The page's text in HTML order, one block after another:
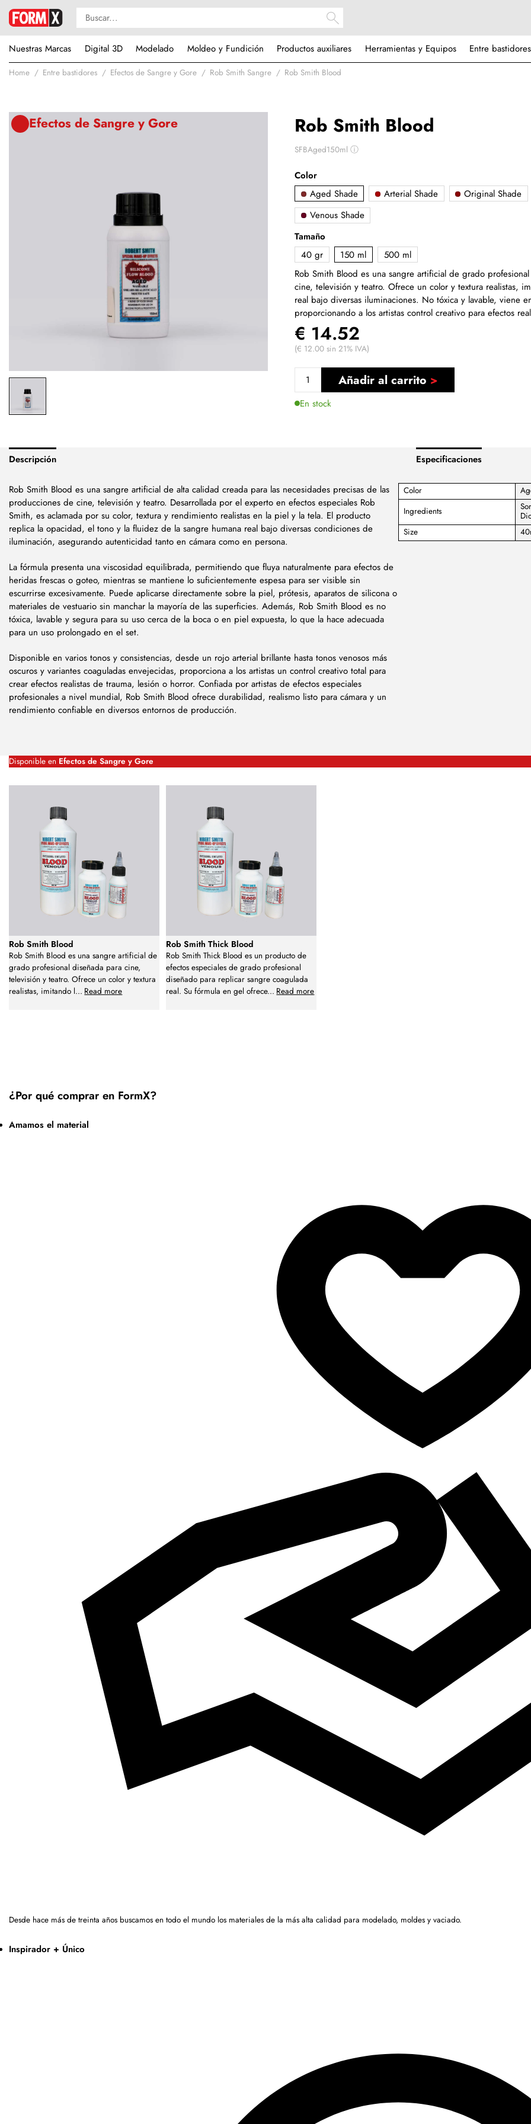
Nuestras Marcas
Digital 3D Modelado Moldeo y Fundición Productos auxiliares Herramientas y Equipos Entre bastidores
Home Entre bastidores Efectos de Sangre y Gore Rob Smith Sangre Rob Smith Blood
Rob Smith Blood
SFBAged150mlⓘ
Efectos de Sangre y Gore
Color
Aged Shade
Arterial Shade
Original Shade
Venous Shade
Tamaño
40 gr
150 ml
500 ml
Rob Smith Blood es una sangre artificial de grado
cine, televisión y teatro. Ofrece un color y textura realistas,
real bajo diversas iluminaciones. No tóxica y lavable, viene
proporcionando a los artistas control creativo para efectos
€ 14.52
(€ 12.00 sin 21% IVA)
Añadir al carrito
En stock
Descripción Especificaciones
Rob Smith Blood es una sangre artificial de alta calidad creada para las necesidades precisas de las
producciones de cine, televisión y teatro. Desarrollada por el experto en efectos especiales Rob
Smith, es aclamada por su color, textura y rendimiento realistas en la piel y la tela. El producto
replica la opacidad, el tono y la fluidez de la sangre humana real bajo diversas condiciones de
iluminación, asegurando autenticidad tanto en cámara como en persona.
La fórmula presenta una viscosidad equilibrada, permitiendo que fluya naturalmente para efectos de
heridas frescas o goteo, mientras se mantiene lo suficientemente espesa para ser visible sin
escurrirse excesivamente. Puede aplicarse directamente sobre la piel, prótesis, aparatos de silicona o
materiales de vestuario sin manchar la mayoría de las superficies. Además, Rob Smith Blood es no
tóxica, lavable y segura para su uso cerca de la boca o en piel expuesta, lo que la hace adecuada
para un uso prolongado en el set.
Disponible en varios tonos y consistencias, desde un rojo arterial brillante hasta tonos venosos más
oscuros y variantes coaguladas envejecidas, proporciona a los artistas un control creativo total para
crear efectos realistas de trauma, lesión o horror. Confiada por artistas de efectos especiales
profesionales a nivel mundial, Rob Smith Blood ofrece durabilidad, realismo listo para cámara y un
rendimiento confiable en diversos entornos de producción.
Color
Ingredients
Size
Disponible en Efectos de Sangre y Gore
Rob Smith Blood
Rob Smith Blood es una sangre artificial de
grado profesional diseñada para cine,
televisión y teatro. Ofrece un color y textura
realistas, imitando l... Read more
Rob Smith Thick Blood
Rob Smith Thick Blood es un producto de
efectos especiales de grado profesional
diseñado para replicar sangre coagulada
real. Su fórmula en gel ofrece... Read more
¿Por qué comprar en FormX?
Amamos el material
Desde hace más de treinta años buscamos en todo el mundo los materiales de la más alta calidad para modelado, moldes y vaciado.
Inspirador + Único